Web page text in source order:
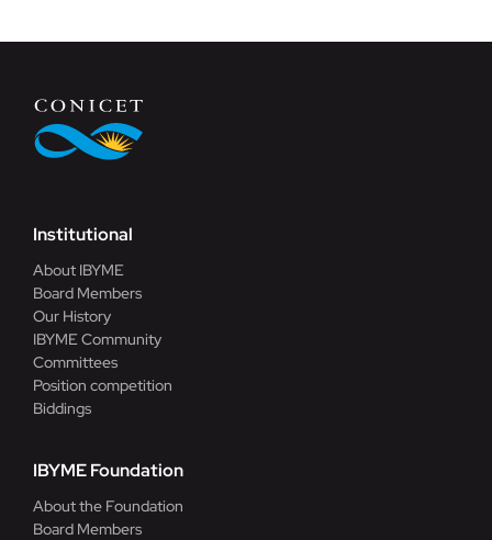
Institutional
About IBYME
Board Members
Our History
IBYME Community
Committees
Position competition
Biddings
IBYME Foundation
About the Foundation
Board Members